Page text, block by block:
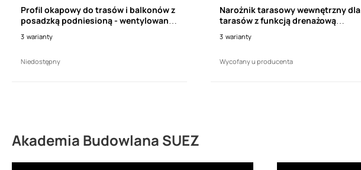
Profil okapowy do trasów i balkonów z
posadzką podniesioną - wentylowaną
3 warianty
Niedostępny
Narożnik tarasowy wewnętrzny dla
tarasów z funkcją drenażową
3 warianty
Wycofany u producenta
Akademia Budowlana SUEZ